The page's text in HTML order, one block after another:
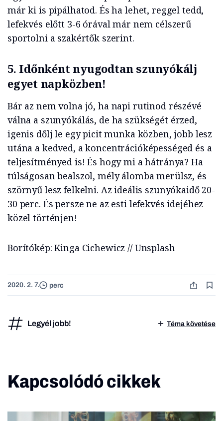
már ki is pipálhatod. És ha lehet, reggel tedd,
lefekvés előtt 3-6 órával már nem célszerű
sportolni a szakértők szerint.
5. Időnként nyugodtan szunyókálj
egyet napközben!
Bár az nem volna jó, ha napi rutinod részévé
válna a szunyókálás, de ha szükségét érzed,
igenis dőlj le egy picit munka közben, jobb lesz
utána a kedved, a koncentrációképességed és a
teljesítményed is! És hogy mi a hátránya? Ha
túlságosan bealszol, mély álomba merülsz, és
szörnyű lesz felkelni. Az ideális szunyókaidő 20-
30 perc. És persze ne az esti lefekvés idejéhez
közel történjen!
Borítókép: Kinga Cichewicz // Unsplash
2020. 2. 7. perc
Legyél jobb! Téma követése
Kapcsolódó cikkek